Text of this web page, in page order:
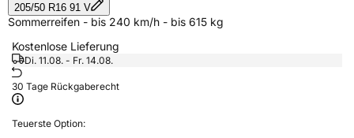
205/50 R16 91 V
Sommerreifen - bis 240 km/h - bis 615 kg
Kostenlose Lieferung
Di. 11.08. - Fr. 14.08.
30 Tage Rückgaberecht
Teuerste Option: